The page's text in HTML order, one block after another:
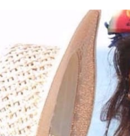
ناس
فن
رياضة